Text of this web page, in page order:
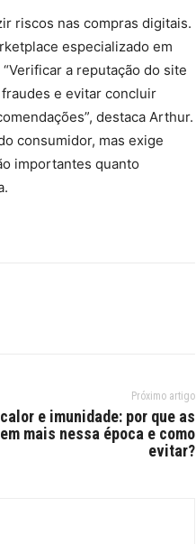
riscos nas compras digitais.
especializado em
a reputação do site
e evitar concluir
destaca Arthur.
consumidor, mas exige
importantes quanto
Próximo artigo
e imunidade: por que as
mais nessa época e como
evitar?